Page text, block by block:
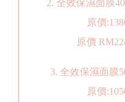
2. 全效保濕面膜
原價
原價
3. 全效保濕面膜
原價